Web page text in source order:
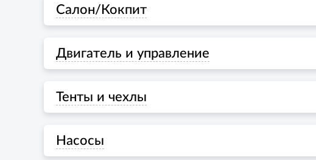
Салон/Кокпит
Двигатель и управление
Тенты и чехлы
Насосы